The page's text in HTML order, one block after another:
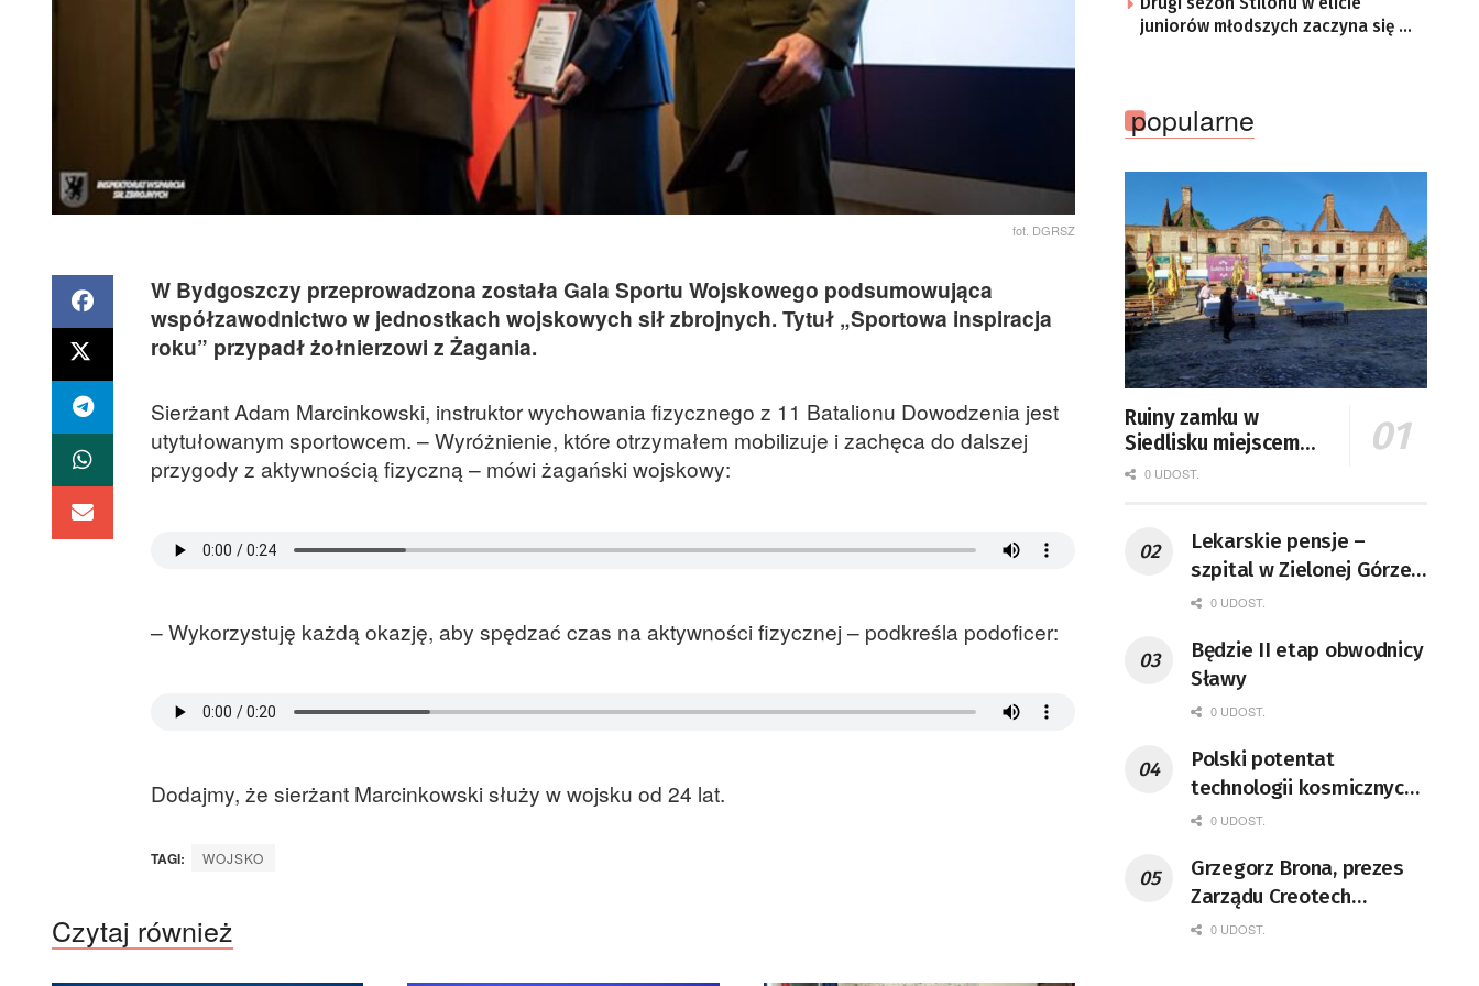
fot. DGRSZ
W Bydgoszczy przeprowadzona została Gala Sportu Wojskowego podsumowująca
współzawodnictwo w jednostkach wojskowych sił zbrojnych. Tytuł „Sportowa inspiracja
roku” przypadł żołnierzowi z Żagania.
Sierżant Adam Marcinkowski, instruktor wychowania fizycznego z 11 Batalionu Dowodzenia jest
utytułowanym sportowcem. – Wyróżnienie, które otrzymałem mobilizuje i zachęca do dalszej
przygody z aktywnością fizyczną – mówi żagański wojskowy:
– Wykorzystuję każdą okazję, aby spędzać czas na aktywności fizycznej – podkreśla podoficer:
Dodajmy, że sierżant Marcinkowski służy w wojsku od 24 lat.
TAGI: WOJSKO
Czytaj również
juniorów młodszych zaczyna się w
popularne
Ruiny zamku w
Siedlisku miejscem
święta plonów
0 UDOST.
Lekarskie pensje –
szpital w Zielonej Górze
podaje dane
0 UDOST.
Będzie II etap obwodnicy
Sławy
0 UDOST.
Polski potentat
technologii kosmicznych
wprowadzi się do Zielonej
0 UDOST.
Grzegorz Brona, prezes
Zarządu Creotech
Instruments S.A. Fizyk,
0 UDOST.